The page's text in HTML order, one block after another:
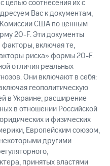
целью соотнесения их с
Вас к документам,
США по ценным
20-F. Эти документы
включая те,
риска» формы 20-F.
отличия реальных
Они включают в себя:
геополитическую
в Украине; расширение
в отношении Российской
и физических
Европейским союзом,
другими
принятых властями